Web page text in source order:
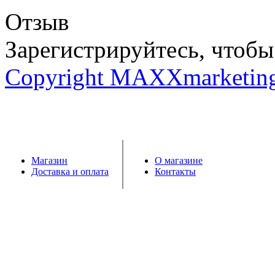
Отзыв
Зарегистрируйтесь,
Copyright
Магазин
Доставка и оплата
О магазине
Контакты